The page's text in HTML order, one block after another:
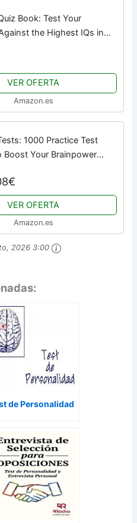
Book: Test Your
the Highest IQs in
VER OFERTA
Amazon.es
1000 Practice Test
Boost Your Brainpower
VER OFERTA
Amazon.es
2026 3:00
de Personalidad